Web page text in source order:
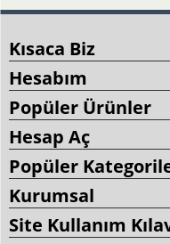
Kısaca Biz
Hesabım
Popüler Ürünler
Hesap Aç
Popüler
Kurumsal
Site Kullanım